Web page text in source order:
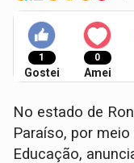
1
Gostei
0
Amei
No estado de
Paraíso, por
Educação,